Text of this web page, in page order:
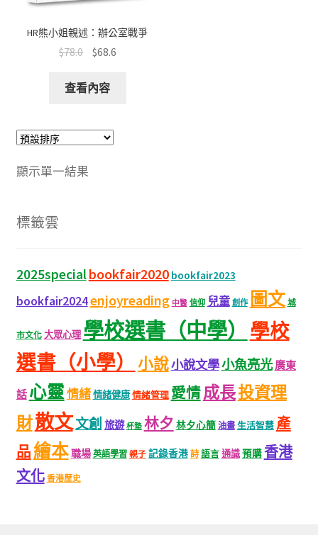
HR熊小姐親述：辦公室戰爭
$78.0 $68.6
查看內容
顯示單一結果
標籤雲
2025specialbookfair2020 bookfair2023
bookfair2024enjoyreading 中醫 信仰 兒童 創作 圖文 城
市文化 大眾心理 學校選書（中學）
學校
選書（小學）
小說小說文學小魚亮光廣東
話 心靈情緒情緒健康情緒管理 愛情成長投資理
財散文文創 旅遊 杯墊 林夕 林夕心簡 油畫 生活智慧 產
品繪本職場 英語學習 親子 記錄香港 詩 語言通識預購香港
文化 香港歷史